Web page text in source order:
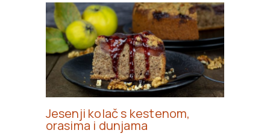
Jesenji kolač s kestenom,
orasima i dunjama